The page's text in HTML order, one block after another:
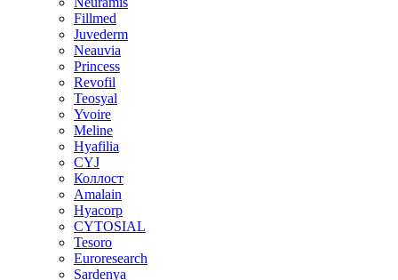
Fillmed
Juvederm
Neauvia
Princess
Revofil
Teosyal
Yvoire
Meline
Hyafilia
CYJ
Коллост
Amalain
Hyacorp
CYTOSIAL
Tesoro
Euroresearch
Sardenya